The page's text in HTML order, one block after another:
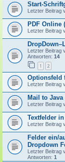
Start-
Letzter Beitrag
PDF Online
Letzter Beitrag
Letzter Beitrag
Antworten: 14
1 2
Optionsfeld
Letzter Beitrag
Mail to
Letzter Beitrag
Textfelder
Letzter Beitrag
Felder ein/
Dropdown
Letzter Beitrag
Antworten: 1